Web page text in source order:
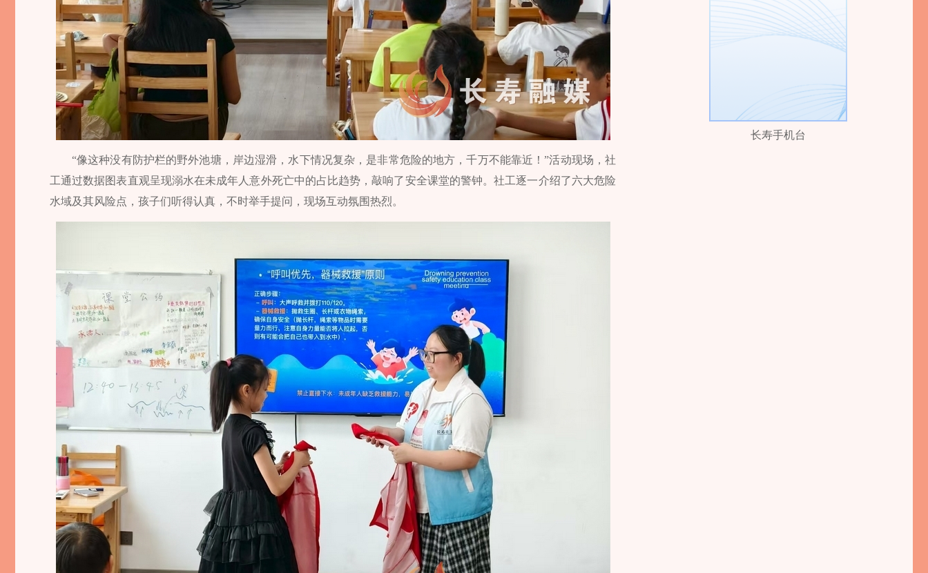
“像这种没有防护栏的野外池塘，岸边湿滑，水下情况复杂，是非常危险的地方，千万不能靠近！”活动现场，社
工通过数据图表直观呈现溺水在未成年人意外死亡中的占比趋势，敲响了安全课堂的警钟。社工逐一介绍了六大危险
水域及其风险点，孩子们听得认真，不时举手提问，现场互动氛围热烈。
长寿手机台